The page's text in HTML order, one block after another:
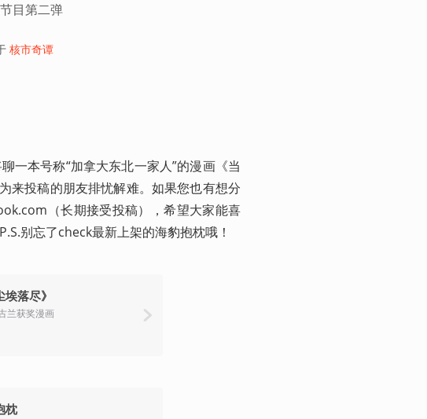
目第二弹
核市奇谭
一本号称“加拿大东北一家人”的漫画《当
来投稿的朋友排忧解难。如果您也有想分
（长期接受投稿），希望大家能喜
别忘了check最新上架的海豹抱枕哦！
落尽》
兰获奖漫画
枕